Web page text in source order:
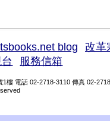
blog
改革
服務信箱
樓 電話 02-2718-3110 傳真 02-